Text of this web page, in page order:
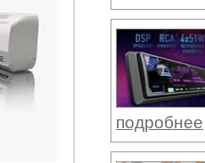
подробнее